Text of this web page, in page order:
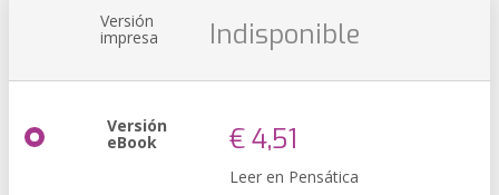
Versión
impresa Indisponible
Versión
eBook € 4,51
Leer en Pensática